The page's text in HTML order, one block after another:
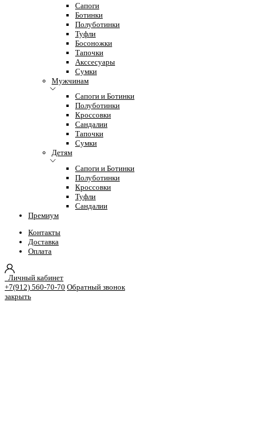
Сапоги
Ботинки
Полуботинки
Туфли
Босоножки
Тапочки
Акссесуары
Сумки
Мужчинам
Сапоги и Ботинки
Полуботинки
Кроссовки
Сандалии
Тапочки
Сумки
Детям
Сапоги и Ботинки
Полуботинки
Кроссовки
Туфли
Сандалии
Премиум
Контакты
Доставка
Оплата
Личный кабинет
+7(912) 560-70-70 Обратный звонок
закрыть